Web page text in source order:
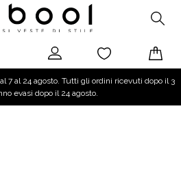
7 al 24 agosto. Tutti gli ordini ricevuti dopo il 3
evasi dopo il 24 agosto.